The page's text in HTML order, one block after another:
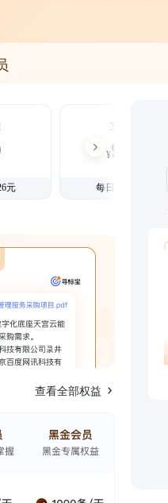
元
3个月
¥99
每日仅1.08元
查看全部权益